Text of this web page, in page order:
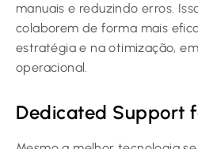
manuais e reduzindo erros.
colaborem de forma mais
estratégia e na otimização,
operacional.
Dedicated Support